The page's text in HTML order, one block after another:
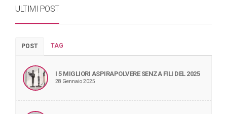
ULTIMI POST
POST TAG
I 5 MIGLIORI ASPIRAPOLVERE SENZA FILI DEL 2025
28 Gennaio 2025